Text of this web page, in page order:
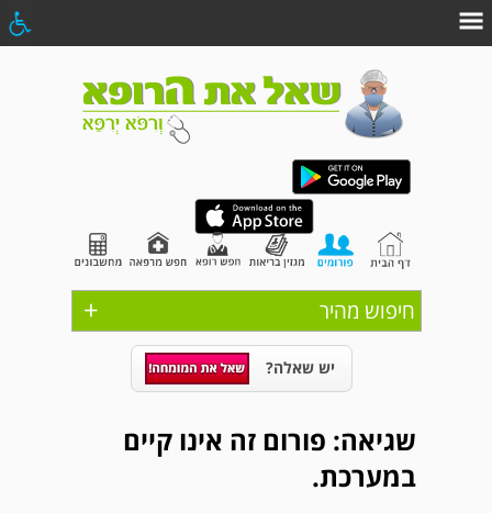
+ חיפוש מהיר
יש שאלה?
שגיאה: פורום זה אינו קיים
במערכת.